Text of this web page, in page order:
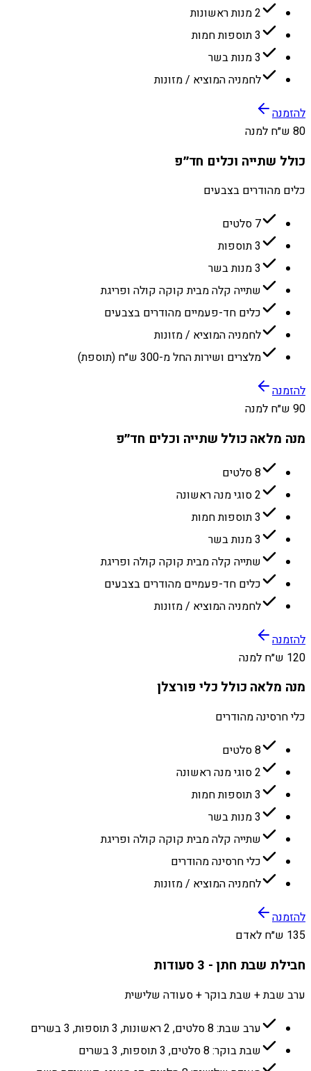
2 מנות ראשונות
3 תוספות חמות
3 מנות בשר
לחמניה המוציא / מזונות
להזמנה
80 ש״ח למנה
כולל שתייה וכלים חד״פ
כלים מהודרים בצבעים
7 סלטים
3 תוספות
3 מנות בשר
שתייה קלה מבית קוקה קולה ופריגת
כלים חד-פעמיים מהודרים בצבעים
לחמניה המוציא / מזונות
מלצרים ושירות החל מ-300 ש״ח (תוספת)
להזמנה
90 ש״ח למנה
מנה מלאה כולל שתייה וכלים חד״פ
8 סלטים
2 סוגי מנה ראשונה
3 תוספות חמות
3 מנות בשר
שתייה קלה מבית קוקה קולה ופריגת
כלים חד-פעמיים מהודרים בצבעים
לחמניה המוציא / מזונות
להזמנה
120 ש״ח למנה
מנה מלאה כולל כלי פורצלן
כלי חרסינה מהודרים
8 סלטים
2 סוגי מנה ראשונה
3 תוספות חמות
3 מנות בשר
שתייה קלה מבית קוקה קולה ופריגת
כלי חרסינה מהודרים
לחמניה המוציא / מזונות
להזמנה
135 ש״ח לאדם
חבילת שבת חתן - 3 סעודות
ערב שבת + שבת בוקר + סעודה שלישית
ערב שבת: 8 סלטים, 2 ראשונות, 3 תוספות, 3 בשרים
שבת בוקר: 8 סלטים, 3 תוספות, 3 בשרים